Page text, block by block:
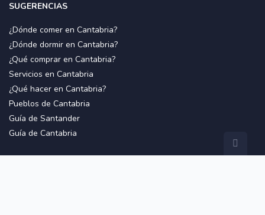
SUGERENCIAS
¿Dónde comer en Cantabria?
¿Dónde dormir en Cantabria?
¿Qué comprar en Cantabria?
Servicios en Cantabria
¿Qué hacer en Cantabria?
Pueblos de Cantabria
Guía de Santander
Guía de Cantabria